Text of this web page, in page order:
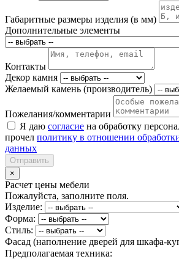
Габаритные размеры изделия (в мм)
Дополнительные элементы
Контакты
Декор камня
Желаемый камень (производитель)
Пожелания/комментарии
Я даю согласие на обработку
прочел политику в отношении
данных
Отправить
×
Расчет цены мебели
Пожалуйста, заполните поля.
Изделие:
Форма:
Стиль:
Фасад (наполнение дверей для шкафа-
Предполагаемая техника: